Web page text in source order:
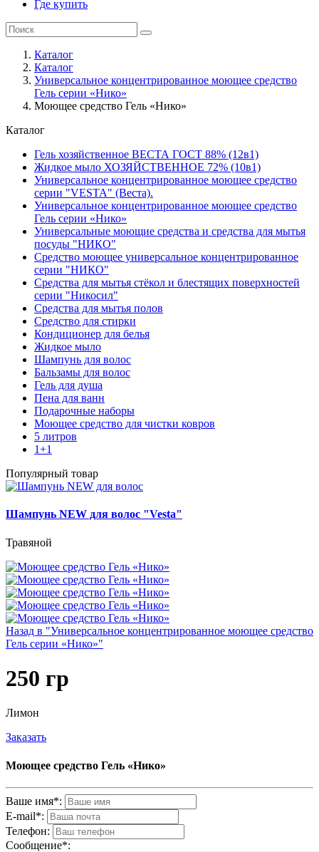
Где купить
Каталог
Каталог
Универсальное концентрированное моющее средство
Гель серии «Нико»
Моющее средство Гель «Нико»
Каталог
Гель хозяйственное ВЕСТА ГОСТ 88% (12в1)
Жидкое мыло ХОЗЯЙСТВЕННОЕ 72% (10в1)
Универсальное концентрированное моющее средство
серии "VESTA" (Веста).
Универсальное концентрированное моющее средство
Гель серии «Нико»
Универсальные моющие средства и средства для мытья
посуды "НИКО"
Средство моющее универсальное концентрированное
серии "НИКО"
Средства для мытья стёкол и блестящих поверхностей
серии "Никосил"
Средства для мытья полов
Средство для стирки
Кондиционер для белья
Жидкое мыло
Шампунь для волос
Бальзамы для волос
Гель для душа
Пена для ванн
Подарочные наборы
Моющее средство для чистки ковров
5 литров
1+1
Популярный товар
Шампунь NEW для волос "Vesta"
Травяной
Назад в "Универсальное концентрированное моющее средство
Гель серии «Нико»"
250 гр
Лимон
Заказать
Моющее средство Гель «Нико»
Ваше имя*:
E-mail*:
Телефон:
Cообщениe*: